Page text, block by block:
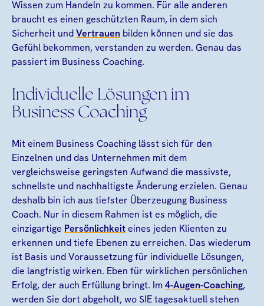
Wissen zum Handeln zu kommen. Für alle anderen
braucht es einen geschützten Raum, in dem sich
Sicherheit undVertrauen bilden können und sie das
Gefühl bekommen, verstanden zu werden. Genau das
passiert im Business Coaching.
Individuelle Lösungen im
Business Coaching
Mit einem Business Coaching lässt sich für den
Einzelnen und das Unternehmen mit dem
vergleichsweise geringsten Aufwand die massivste,
schnellste und nachhaltigste Änderung erzielen. Genau
deshalb bin ich aus tiefster Überzeugung Business
Coach. Nur in diesem Rahmen ist es möglich, die
einzigartige Persönlichkeiteines jeden Klienten zu
erkennen und tiefe Ebenen zu erreichen. Das wiederum
ist Basis und Voraussetzung für individuelle Lösungen,
die langfristig wirken. Eben für wirklichen persönlichen
Erfolg, der auch Erfüllung bringt. Im4-Augen-Coaching,
werden Sie dort abgeholt, wo SIE tagesaktuell stehen